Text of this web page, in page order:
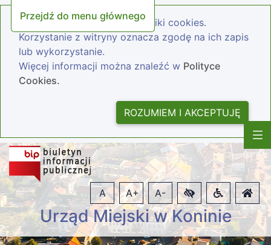
Przejdź do menu głównego
Nasza strona wykorzystuje pliki cookies.
Korzystanie z witryny oznacza zgodę na ich zapis
lub wykorzystanie.
Więcej informacji można znaleźć w Polityce
Cookies.
ROZUMIEM I AKCEPTUJĘ
Urząd Miejski w Koninie
A A+ A-